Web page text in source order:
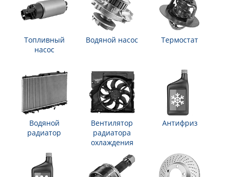
Топливный
насос
Водяной насос Термостат
Водяной
радиатор
Вентилятор
радиатора
охлаждения
Антифриз